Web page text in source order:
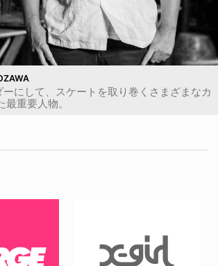
にして、スケートを取り巻くさまざまなカ
重要人物。